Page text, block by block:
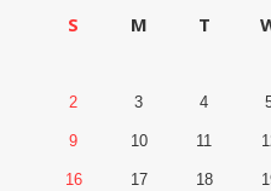
S M T
2 3 4
9 10 11
16 17 18